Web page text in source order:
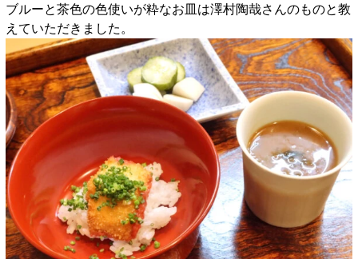
ブルーと茶色の色使いが粋なお皿は澤村陶哉さんのものと教
えていただきました。